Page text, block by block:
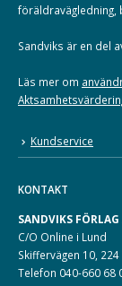
föräldravägledning,
Sandviks är en del
Läs mer om
Kundservice
KONTAKT
SANDVIKS FÖRLAG
C/O Online i Lund
Skiffervägen 10,
Telefon 040-660 68